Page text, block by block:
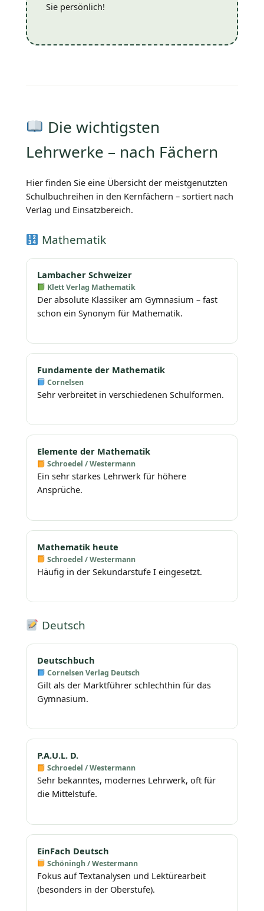
Sie persönlich!
Die wichtigsten
Lehrwerke – nach Fächern
Hier finden Sie eine Übersicht der meistgenutzten
Schulbuchreihen in den Kernfächern – sortiert nach
Verlag und Einsatzbereich.
Mathematik
Lambacher Schweizer
Klett Verlag Mathematik
Der absolute Klassiker am Gymnasium – fast
schon ein Synonym für Mathematik.
Fundamente der Mathematik
Cornelsen
Sehr verbreitet in verschiedenen Schulformen.
Elemente der Mathematik
Schroedel / Westermann
Ein sehr starkes Lehrwerk für höhere
Ansprüche.
Mathematik heute
Schroedel / Westermann
Häufig in der Sekundarstufe I eingesetzt.
Deutsch
Deutschbuch
Cornelsen Verlag Deutsch
Gilt als der Marktführer schlechthin für das
Gymnasium.
P.A.U.L. D.
Schroedel / Westermann
Sehr bekanntes, modernes Lehrwerk, oft für
die Mittelstufe.
EinFach Deutsch
Schöningh / Westermann
Fokus auf Textanalysen und Lektürearbeit
(besonders in der Oberstufe).